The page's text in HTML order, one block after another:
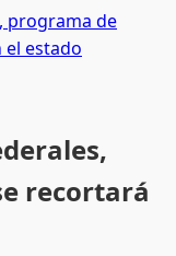
programa de
el estado
recortará